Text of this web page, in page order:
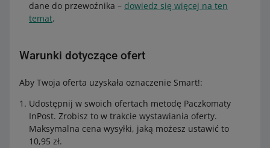
dane do przewoźnika – dowiedz się więcej na ten
temat.
Warunki dotyczące ofert
Aby Twoja oferta uzyskała oznaczenie Smart!:
Udostępnij w swoich ofertach metodę Paczkomaty
InPost. Zrobisz to w trakcie wystawiania oferty.
Maksymalna cena wysyłki, jaką możesz ustawić to
10,95 zł.